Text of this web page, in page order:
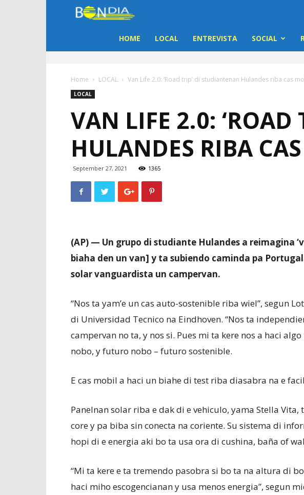
Dia
Noticia
di
Aruba
HOME LOCAL ENTREVISTA SOCIAL
Home LOCAL Van Life 2.0: ‘Road trip’ di studiantenan Hulandes riba cas
LOCAL
VAN LIFE 2.0:
HULANDES RIBA
September 27, 2021 1365
(AP) — Un grupo di studiante Hulandes a reimagina
biaha den un van] y ta subiendo caminda pa
solar vanguardista un campervan.
“Nos ta yam’e un cas auto-sostenible riba wiel”, segun
di Universidad Tecnico na Eindhoven. “Nos ta
campervan no ta, y nos si. Pues mi ta kere nos a haci
nobo, y futuro nobo – futuro sostenible.
E cas mobil a haci un biahe di test riba diasabra na e
Panelnan solar riba e dak di e vehiculo, yama Stella
core y pa biba sin conecta na coriente. Su sistema di
hopi di e energia aki bo ta usa ora di cushina, baña of
“Mi ta kere e ta tremendo pasobra si bo ta na altura di
haci miho escogencianan y usa menos energia”, segun